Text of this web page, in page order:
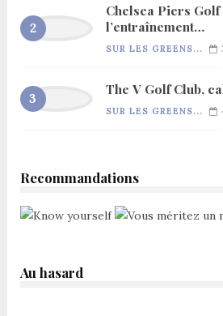
Chelsea Piers
l’entraînement…
SUR LES GREENS...
The V Golf Club,
SUR LES GREENS...
Recommandations
Au hasard